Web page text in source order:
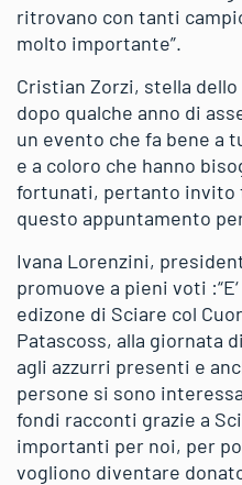
ritrovano con tanti
molto importante”.
Cristian Zorzi, stella
dopo qualche anno di
un evento che fa bene a
e a coloro che hanno
fortunati, pertanto invito
questo appuntamento
Ivana Lorenzini,
promuove a pieni voti
edizone di Sciare col
Patascoss, alla giornata
agli azzurri presenti e
persone si sono
fondi racconti grazie a
importanti per noi, per
vogliono diventare